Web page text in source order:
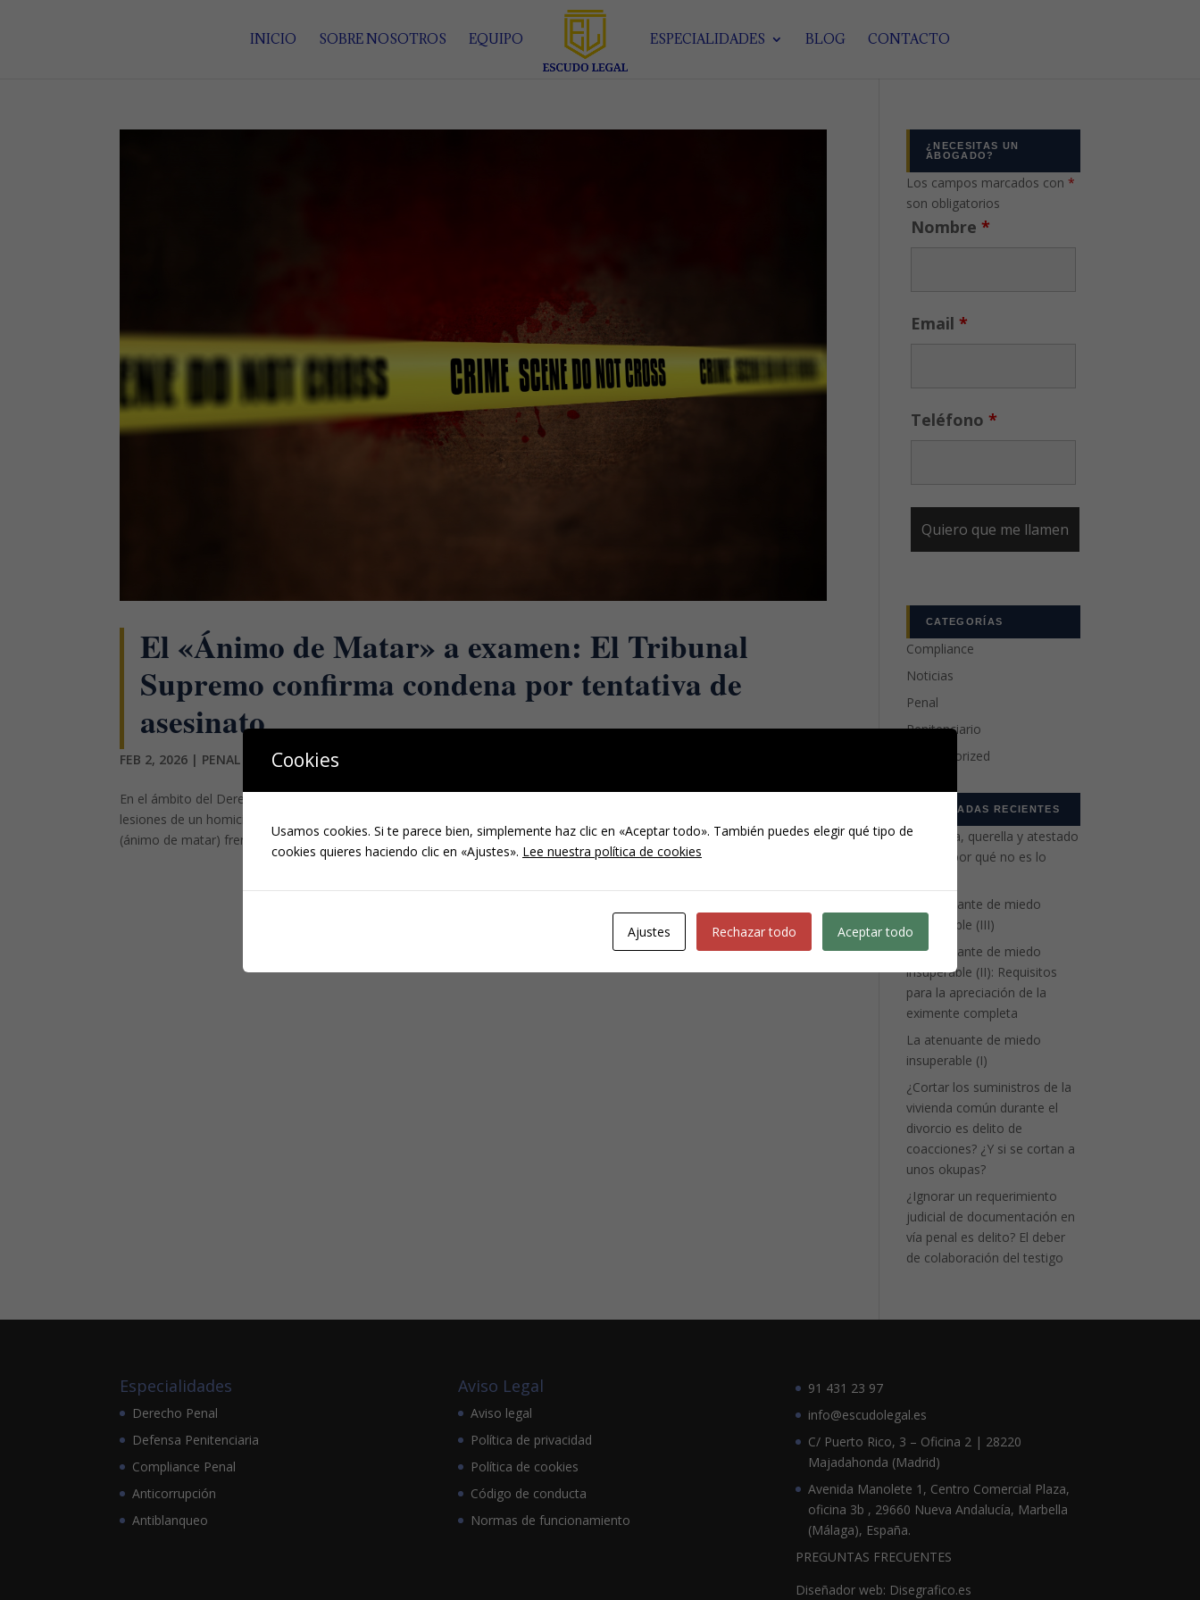
INICIO SOBRE NOSOTROS EQUIPO ESPECIALIDADES BLOG CONTACTO
El «Ánimo de Matar» a examen: El Tribunal
Supremo confirma condena por tentativa de
asesinato
FEB 2, 2026 | PENAL
En el ámbito del Derecho Penal, una de las líneas más delgadas y complejas de trazar es la que separa un delito de
lesiones de un homicidio o asesinato en grado de tentativa. La clave reside en el elemento subjetivo: el animus necandi
(ánimo de matar) frente al animus...
¿NECESITAS UN
ABOGADO?
Los campos marcados con*
son obligatorios
Nombre*
Email*
Teléfono*
CATEGORÍAS
Compliance
Noticias
Penal
Penitenciario
Uncategorized
ENTRADAS RECIENTES
Denuncia, querella y atestado
policial: por qué no es lo
La atenuante de miedo
insuperable (III)
La atenuante de miedo
insuperable (II): Requisitos
para la apreciación de la
eximente completa
La atenuante de miedo
insuperable (I)
¿Cortar los suministros de la
vivienda común durante el
divorcio es delito de
coacciones? ¿Y si se cortan a
unos okupas?
¿Ignorar un requerimiento
judicial de documentación en
vía penal es delito? El deber
de colaboración del testigo
Especialidades
Derecho Penal
Defensa Penitenciaria
Compliance Penal
Anticorrupción
Antiblanqueo
Aviso Legal
Aviso legal
Política de privacidad
Política de cookies
Código de conducta
Normas de funcionamiento
91 431 23 97
info@escudolegal.es
C/ Puerto Rico, 3 – Oficina 2 | 28220
Majadahonda (Madrid)
Avenida Manolete 1, Centro Comercial Plaza,
oficina 3b , 29660 Nueva Andalucía, Marbella
(Málaga), España.
PREGUNTAS FRECUENTES
Diseñador web: Disegrafico.es
Cookies
Usamos cookies. Si te parece bien, simplemente haz clic en «Aceptar todo». También puedes elegir qué tipo de
cookies quieres haciendo clic en «Ajustes». Lee nuestra política de cookies
Ajustes Rechazar todo Aceptar todo